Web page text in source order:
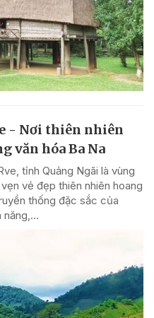
- Nơi thiên nhiên
văn hóa Ba Na
tỉnh Quảng Ngãi là vùng
vẻ đẹp thiên nhiên hoang
thống đặc sắc của